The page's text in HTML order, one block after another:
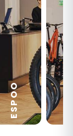
ESPOO